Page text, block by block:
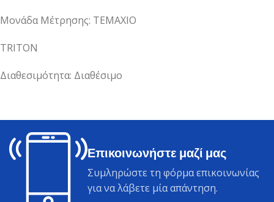
Μονάδα Μέτρησης: ΤΕΜΑΧΙΟ
TRITON
Διαθεσιμότητα: Διαθέσιμο
Επικοινωνήστε μαζί μας
Συμληρώστε τη φόρμα επικοινωνίας
για να λάβετε μία απάντηση.